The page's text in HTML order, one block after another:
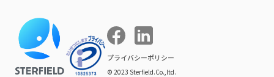
COMPE NAVI
イベントレポート
プライバシーポリシー
© 2023 Sterfield.Co.,ltd.